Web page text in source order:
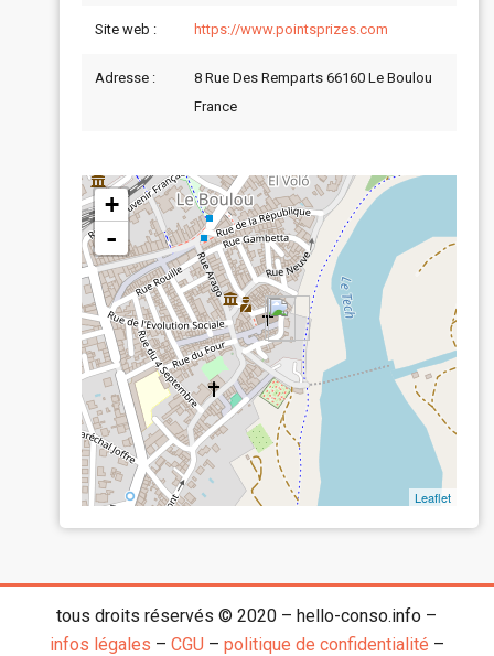
Site web : https://www.pointsprizes.com
Adresse :
8 Rue Des Remparts 66160 Le Boulou
France
+
-
Leaflet
tous droits réservés © 2020 – hello-conso.info –
infos légales – CGU – politique de confidentialité –